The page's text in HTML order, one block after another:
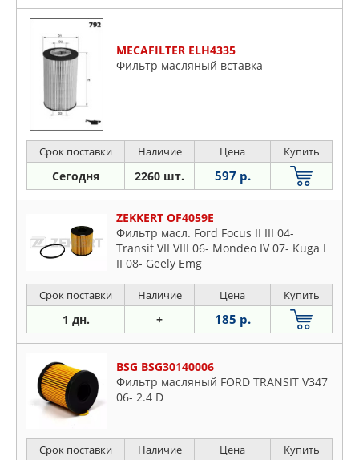
MECAFILTER ELH4335
Фильтр масляный вставка
Срок поставки Наличие Цена Купить
Сегодня 2260 шт. 597 р.
ZEKKERT OF4059E
Фильтр масл. Ford Focus II III 04-
Transit VII VIII 06- Mondeo IV 07- Kuga I
II 08- Geely Emg
Срок поставки Наличие Цена Купить
1 дн. + 185 р.
BSG BSG30140006
Фильтр масляный FORD TRANSIT V347
06- 2.4 D
Срок поставки Наличие Цена Купить